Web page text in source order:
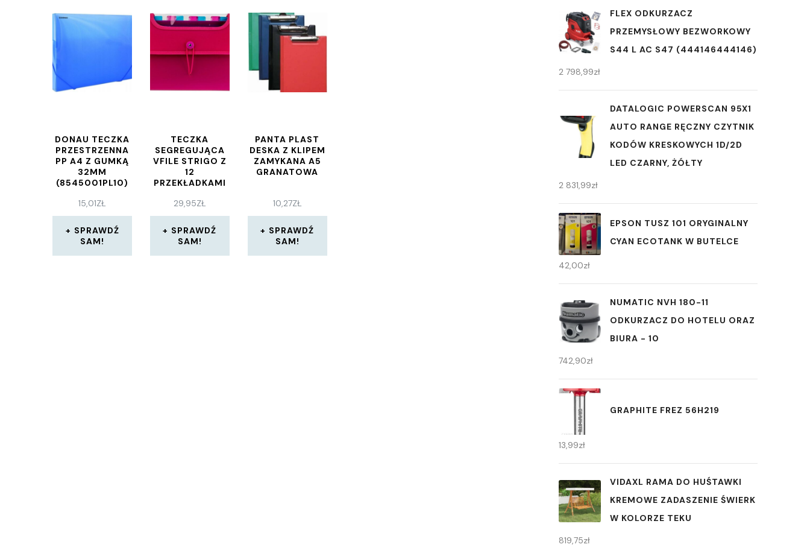
DONAU TECZKA
PRZESTRZENNA
PP A4 Z GUMKĄ
32MM
(8545001PL10)
15,01ZŁ
SPRAWDŹ
SAM!
TECZKA
SEGREGUJĄCA
VFILE STRIGO Z
12
PRZEKŁADKAMI
SF036
29,95ZŁ
SPRAWDŹ
SAM!
PANTA PLAST
DESKA Z KLIPEM
ZAMYKANA A5
GRANATOWA
10,27ZŁ
SPRAWDŹ
SAM!
FLEX ODKURZACZ
PRZEMYSŁOWY BEZWORKOWY
S44 L AC S47 (444146444146)
2 798,99zł
DATALOGIC POWERSCAN 95X1
AUTO RANGE RĘCZNY CZYTNIK
KODÓW KRESKOWYCH 1D/2D
LED CZARNY, ŻÓŁTY
2 831,99zł
EPSON TUSZ 101 ORYGINALNY
CYAN ECOTANK W BUTELCE
42,00zł
NUMATIC NVH 180-11
ODKURZACZ DO HOTELU ORAZ
BIURA - 10
742,90zł
GRAPHITE FREZ 56H219
13,99zł
VIDAXL RAMA DO HUŚTAWKI
KREMOWE ZADASZENIE ŚWIERK
W KOLORZE TEKU
819,75zł